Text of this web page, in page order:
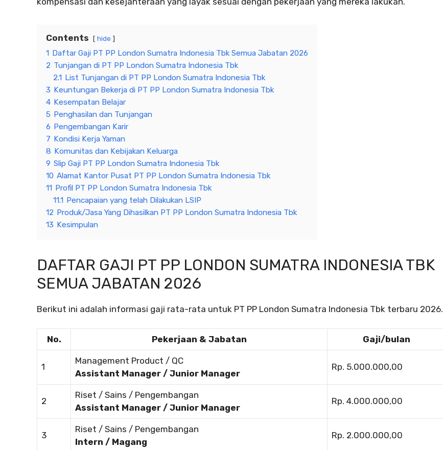
Contents hide
1 Daftar Gaji PT PP London Sumatra Indonesia Tbk Semua Jabatan 2026
2 Tunjangan di PT PP London Sumatra Indonesia Tbk
2.1 List Tunjangan di PT PP London Sumatra Indonesia Tbk
3 Keuntungan Bekerja di PT PP London Sumatra Indonesia Tbk
4 Kesempatan Belajar
5 Penghasilan dan Tunjangan
6 Pengembangan Karir
7 Kondisi Kerja Yaman
8 Komunitas dan Kebijakan Keluarga
9 Slip Gaji PT PP London Sumatra Indonesia Tbk
10 Alamat Kantor Pusat PT PP London Sumatra Indonesia Tbk
11 Profil PT PP London Sumatra Indonesia Tbk
11.1 Pencapaian yang telah Dilakukan LSIP
12 Produk/Jasa Yang Dihasilkan PT PP London Sumatra Indonesia Tbk
13 Kesimpulan
DAFTAR GAJI PT PP LONDON SUMATRA INDONESIA TBK
SEMUA JABATAN 2026
Berikut ini adalah informasi gaji rata-rata untuk PT PP London Sumatra Indonesia Tbk terbaru 2026.
No. Pekerjaan & Jabatan Gaji/bulan
1
Management Product / QC
Assistant Manager / Junior Manager
Rp. 5.000.000,00
2
Riset / Sains / Pengembangan
Assistant Manager / Junior Manager
Rp. 4.000.000,00
3
Riset / Sains / Pengembangan
Intern / Magang
Rp. 2.000.000,00